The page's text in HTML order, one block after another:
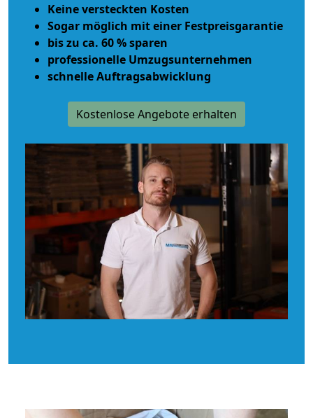
Keine versteckten Kosten
Sogar möglich mit einer Festpreisgarantie
bis zu ca. 60 % sparen
professionelle Umzugsunternehmen
schnelle Auftragsabwicklung
Kostenlose Angebote erhalten